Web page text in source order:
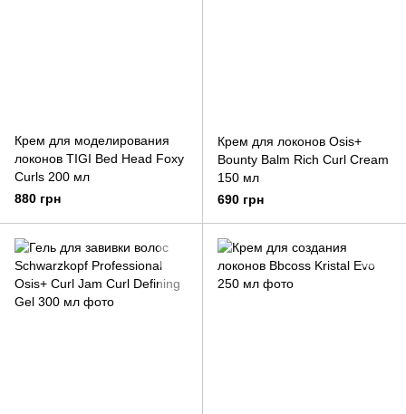
Крем для моделирования
локонов TIGI Bed Head Foxy
Curls 200 мл
880 грн
Крем для локонов Osis+
Bounty Balm Rich Curl Cream
150 мл
690 грн